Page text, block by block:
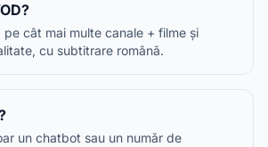
pe cât mai multe canale + filme și
cu subtitrare română.
un chatbot sau un număr de